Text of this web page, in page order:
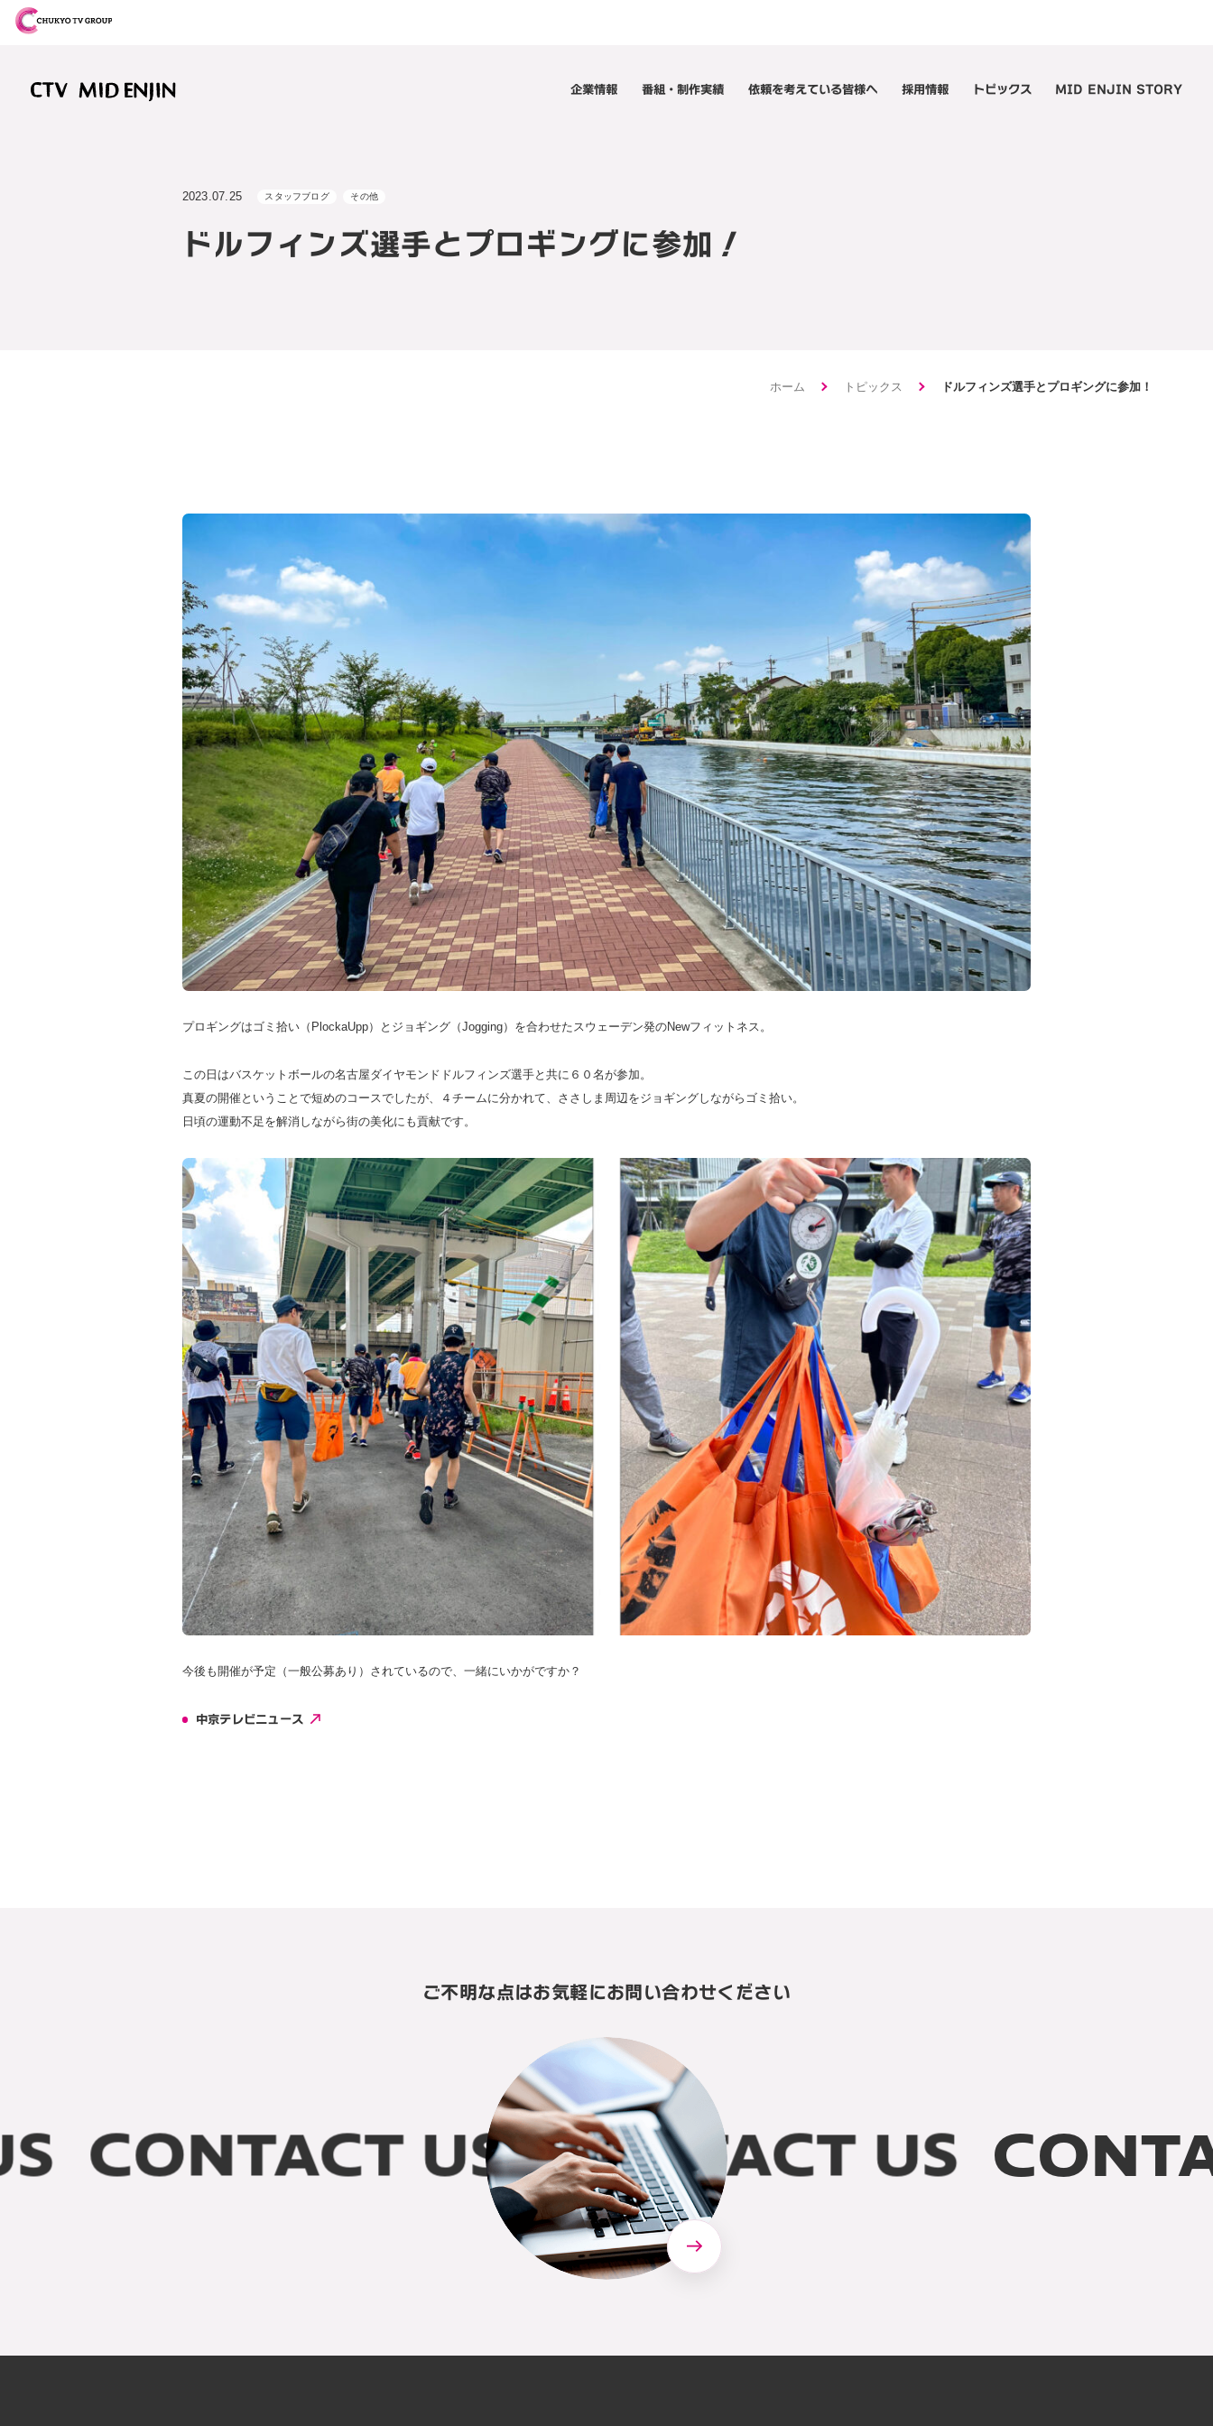
企業情報 番組・制作実績 依頼を考えている皆様へ 採用情報 トピックス MID ENJIN STORY
2023.07.25 スタッフブログ その他
ドルフィンズ選手とプロギングに参加！
ホーム トピックス ドルフィンズ選手とプロギングに参加！
プロギングはゴミ拾い（PlockaUpp）とジョギング（Jogging）を合わせたスウェーデン発のNewフィットネス。
この日はバスケットボールの名古屋ダイヤモンドドルフィンズ選手と共に６０名が参加。
真夏の開催ということで短めのコースでしたが、４チームに分かれて、ささしま周辺をジョギングしながらゴミ拾い。
日頃の運動不足を解消しながら街の美化にも貢献です。
今後も開催が予定（一般公募あり）されているので、一緒にいかがですか？
中京テレビニュース
ご不明な点はお気軽にお問い合わせください
CONTACT US CONTACT US